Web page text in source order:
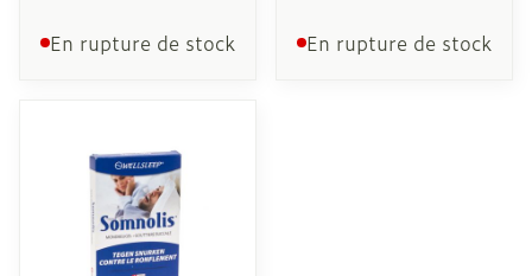
En rupture de stock En rupture de stock